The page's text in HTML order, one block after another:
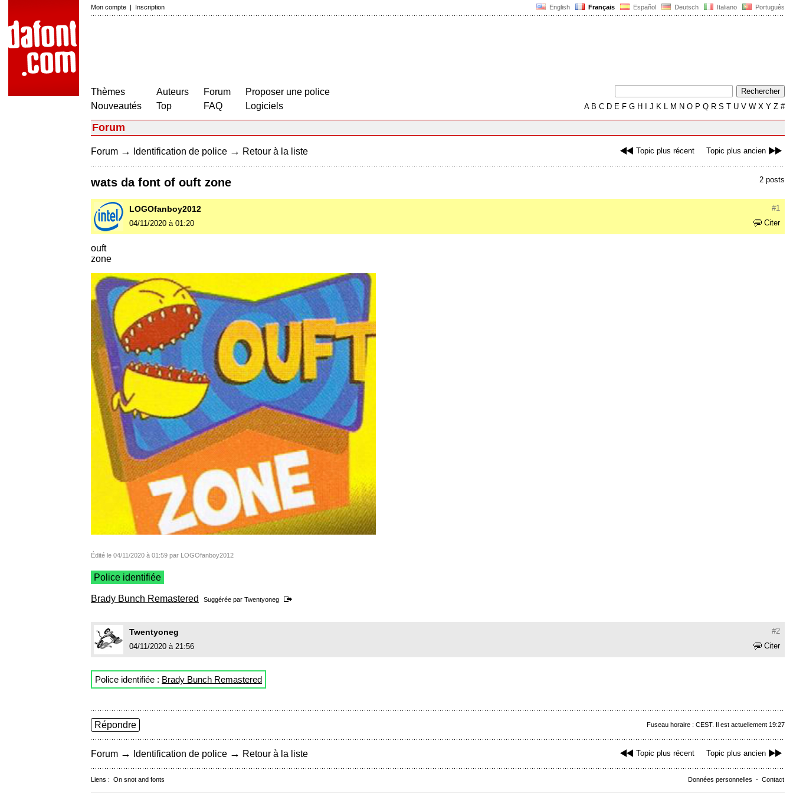
English Français Español Deutsch Italiano Português
Mon compte | Inscription
Thèmes
Nouveautés
Auteurs
Top
Forum
FAQ
Proposer une police
Logiciels
AB C D E F G H J K L M N O P Q R S T U V W X Y Z #
Forum
Topic plus récent Topic plus ancien
Forum → Identification de police → Retour à la liste
2 posts
wats da font of ouft zone
#1
LOGOfanboy2012
Citer
04/11/2020 à 01:20
ouft
zone
Édité le 04/11/2020 à 01:59 par LOGOfanboy2012
Police identifiée
Brady Bunch Remastered Suggérée par Twentyoneg
#2
Twentyoneg
Citer
04/11/2020 à 21:56
Police identifiée : Brady Bunch Remastered
Fuseau horaire : CEST. Il est actuellement 19:27
Répondre
Topic plus récent Topic plus ancien
Forum → Identification de police → Retour à la liste
Données personnelles - Contact
Liens : On snot and fonts